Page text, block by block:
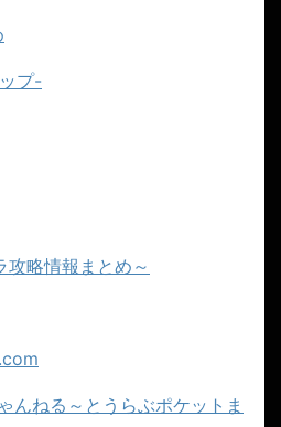
ブライブ攻略まとめ～
プ-
攻略情報まとめ～